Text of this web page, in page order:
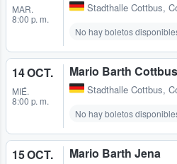
MAR.
8:00 p. m.
Stadthalle Cottbus,
No hay boletos
14 OCT.
MIÉ.
8:00 p. m.
Mario Barth Cottbus
Stadthalle Cottbus,
No hay boletos
15 OCT. Mario Barth Jena